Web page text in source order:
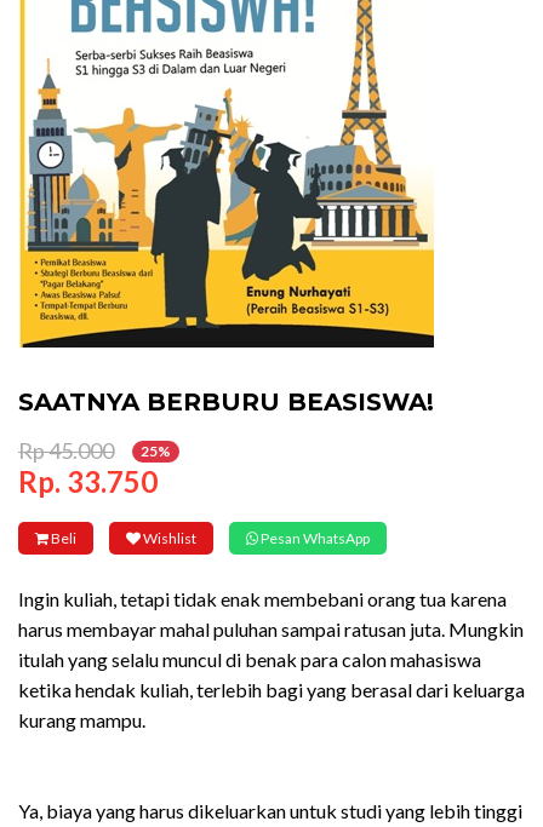
SAATNYA BERBURU BEASISWA!
Rp 45.000 25%
Rp. 33.750
Beli Wishlist Pesan WhatsApp
Ingin kuliah, tetapi tidak enak membebani orang tua karena
harus membayar mahal puluhan sampai ratusan juta. Mungkin
itulah yang selalu muncul di benak para calon mahasiswa
ketika hendak kuliah, terlebih bagi yang berasal dari keluarga
kurang mampu.
Ya, biaya yang harus dikeluarkan untuk studi yang lebih tinggi